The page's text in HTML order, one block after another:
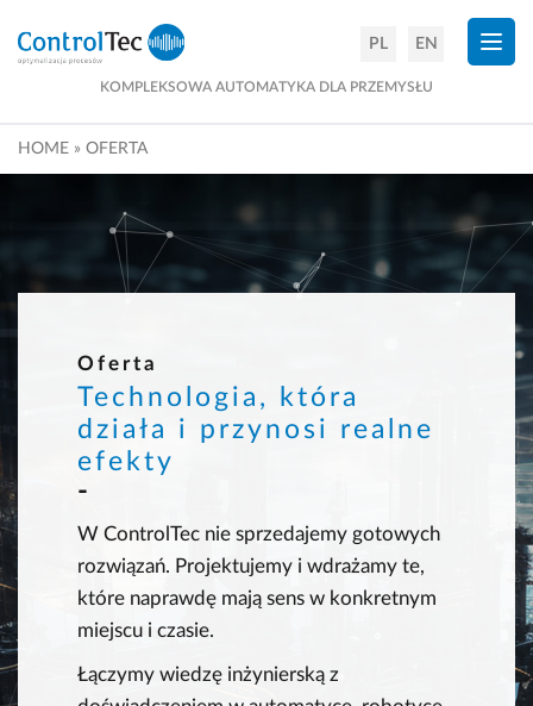
KOMPLEKSOWA AUTOMATYKA DLA PRZEMYSŁU
PL EN
HOME » OFERTA
Oferta
Technologia, która
działa i przynosi realne
efekty
W ControlTec nie sprzedajemy gotowych
rozwiązań. Projektujemy i wdrażamy te,
które naprawdę mają sens w konkretnym
miejscu i czasie.
Łączymy wiedzę inżynierską z
×